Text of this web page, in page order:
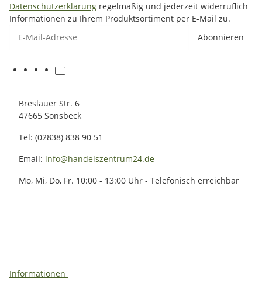
Datenschutzerklärung regelmäßig und jederzeit widerruflich
Informationen zu Ihrem Produktsortiment per E-Mail zu.
Abonnieren
Breslauer Str. 6
47665 Sonsbeck
Tel: (02838) 838 90 51
Email: info@handelszentrum24.de
Mo, Mi, Do, Fr. 10:00 - 13:00 Uhr - Telefonisch erreichbar
Informationen